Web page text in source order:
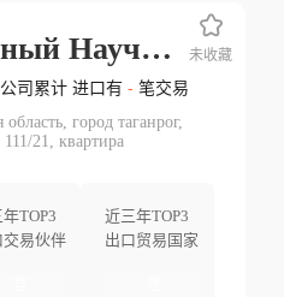
Фгбну Аграрный Научный Центр Донской
司累计 进口有 -笔交易
город таганрог,
21, квартира
TOP3
交易伙伴
近三年TOP3
出口贸易国家
未收藏